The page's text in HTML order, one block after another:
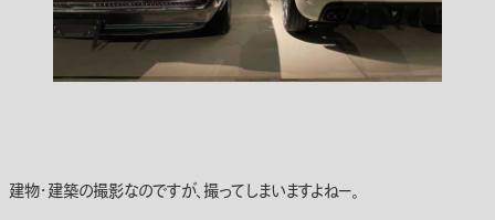
建物・建築の撮影なのですが、撮ってしまいますよねー。